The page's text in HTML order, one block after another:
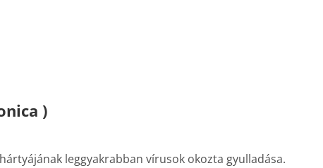
)
leggyakrabban vírusok okozta gyulladása.